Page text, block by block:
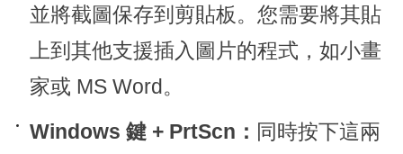
並將截圖保存到剪貼板。您需要將其貼
上到其他支援插入圖片的程式，如小畫
家或 MS Word。
Windows 鍵 + PrtScn： 同時按下這兩